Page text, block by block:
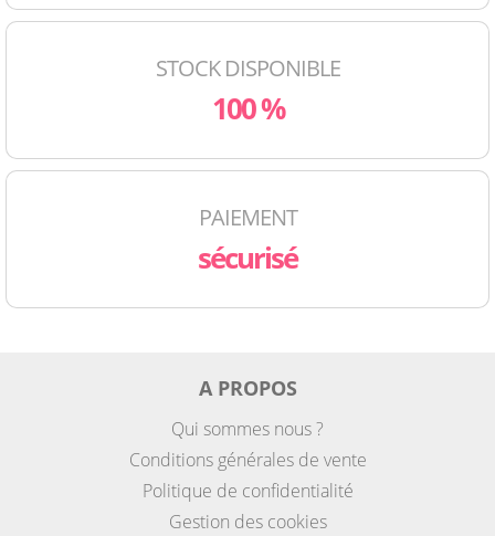
STOCK DISPONIBLE
100 %
PAIEMENT
sécurisé
A PROPOS
Qui sommes nous ?
Conditions générales de vente
Politique de confidentialité
Gestion des cookies